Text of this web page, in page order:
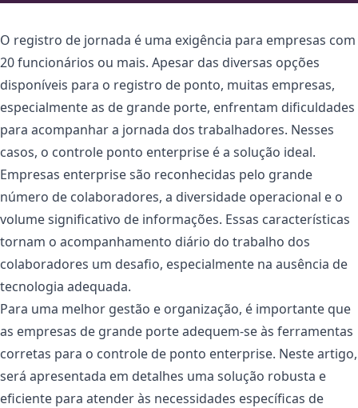
O registro de jornada é uma exigência para empresas com
20 funcionários ou mais. Apesar das diversas opções
disponíveis para o registro de ponto, muitas empresas,
especialmente as de grande porte, enfrentam dificuldades
para acompanhar a jornada dos trabalhadores. Nesses
casos, o controle ponto enterprise é a solução ideal.
Empresas enterprise são reconhecidas pelo grande
número de colaboradores, a diversidade operacional e o
volume significativo de informações. Essas características
tornam o acompanhamento diário do trabalho dos
colaboradores um desafio, especialmente na ausência de
tecnologia adequada.
Para uma melhor gestão e organização, é importante que
as empresas de grande porte adequem-se às ferramentas
corretas para o controle de ponto enterprise. Neste artigo,
será apresentada em detalhes uma solução robusta e
eficiente para atender às necessidades específicas de